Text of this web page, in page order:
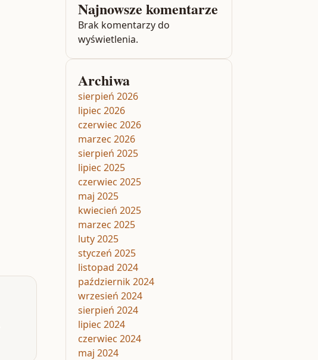
Najnowsze komentarze
Brak komentarzy do
wyświetlenia.
Archiwa
sierpień 2026
lipiec 2026
czerwiec 2026
marzec 2026
sierpień 2025
lipiec 2025
czerwiec 2025
maj 2025
kwiecień 2025
marzec 2025
luty 2025
styczeń 2025
listopad 2024
październik 2024
wrzesień 2024
sierpień 2024
lipiec 2024
czerwiec 2024
maj 2024